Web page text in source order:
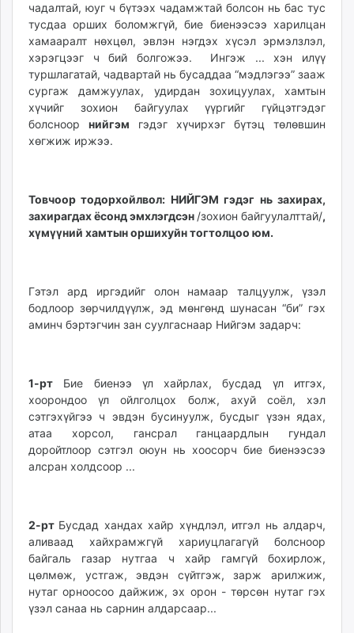
чадалтай, юуг ч бүтээх чадамжтай болсон нь бас тус
тусдаа орших боломжгүй, бие биенээсээ харилцан
хамааралт нөхцөл, эвлэн нэгдэх хүсэл эрмэлзлэл,
хэрэгцээг ч бий болгожээ. Ингэж ... хэн илүү
туршлагатай, чадвартай нь бусаддаа “мэдлэгээ” зааж
сургаж дамжуулах, удирдан зохицуулах, хамтын
хүчийг зохион байгуулах үүргийг гүйцэтгэдэг
болсноор нийгэм гэдэг хүчирхэг бүтэц төлөвшин
хөгжиж иржээ.
Товчоор тодорхойлвол: НИЙГЭМ гэдэг нь захирах,
захирагдах ёсонд эмхлэгдсэн/зохион байгуулалттай/,
хүмүүний хамтын оршихуйн тогтолцоо юм.
Гэтэл ард иргэдийг олон намаар талцуулж, үзэл
бодлоор зөрчилдүүлж, эд мөнгөнд шунасан “би” гэх
аминч бэртэгчин зан суулгаснаар Нийгэм задарч:
1-рт Бие биенээ үл хайрлах, бусдад үл итгэх,
хоорондоо үл ойлголцох болж, ахуй соёл, хэл
сэтгэхүйгээ ч эвдэн бусинуулж, бусдыг үзэн ядах,
атаа хорсол, гансрал ганцаардлын гундал
доройтлоор сэтгэл оюун нь хоосорч бие биенээсээ
алсран холдсоор ...
2-рт Бусдад хандах хайр хүндлэл, итгэл нь алдарч,
аливаад хайхрамжгүй хариуцлагагүй болсноор
байгаль газар нутгаа ч хайр гамгүй бохирлож,
цөлмөж, устгаж, эвдэн сүйтгэж, зарж арилжиж,
нутаг орноосоо дайжиж, эх орон - төрсөн нутаг гэх
үзэл санаа нь сарнин алдарсаар...